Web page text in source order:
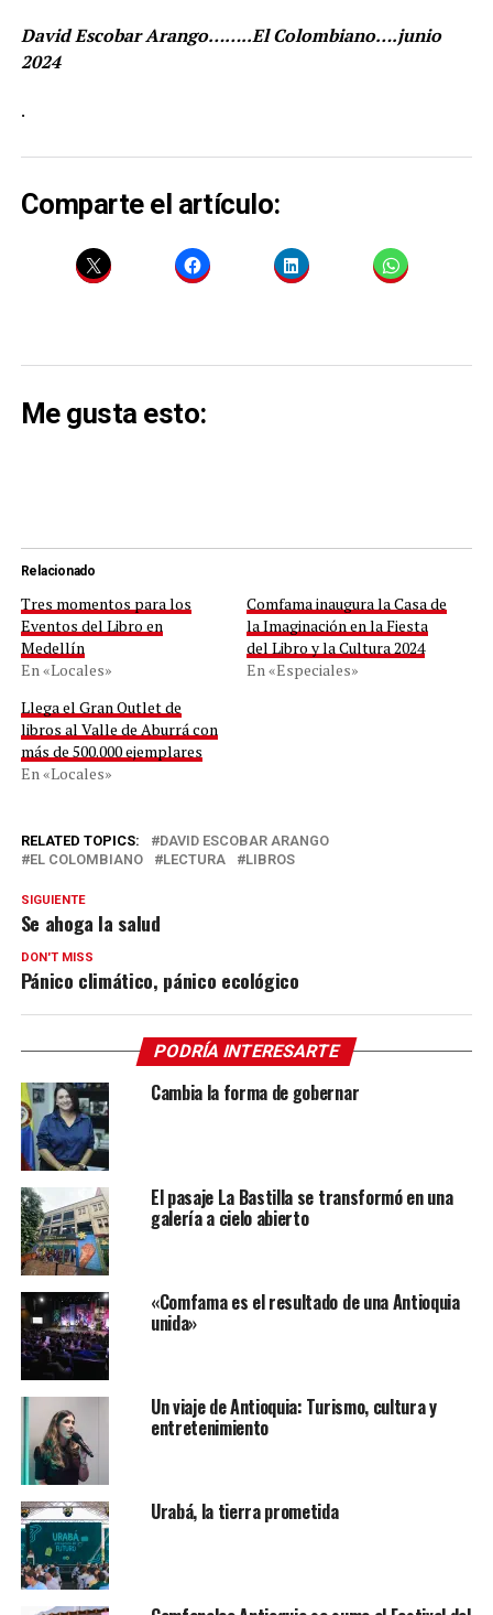
David Escobar Arango……..El Colombiano….junio
2024
.
Comparte el artículo:
Me gusta esto:
Relacionado
Tres momentos para los
Eventos del Libro en
Medellín
En «Locales»
Comfama inaugura la Casa de
la Imaginación en la Fiesta
del Libro y la Cultura 2024
En «Especiales»
Llega el Gran Outlet de
libros al Valle de Aburrá con
más de 500.000 ejemplares
En «Locales»
RELATED TOPICS:
DAVID ESCOBAR ARANGO
EL COLOMBIANO
LECTURA LIBROS
SIGUIENTE
Se ahoga la salud
DON'T MISS
Pánico climático, pánico ecológico
PODRÍA INTERESARTE
Cambia la forma de gobernar
El pasaje La Bastilla se transformó en una
galería a cielo abierto
«Comfama es el resultado de una Antioquia
unida»
Un viaje de Antioquia: Turismo, cultura y
entretenimiento
Urabá, la tierra prometida